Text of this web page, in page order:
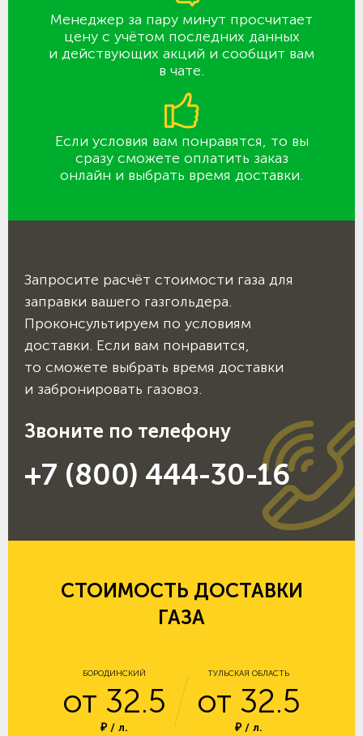
Менеджер за пару минут просчитает
цену с учётом последних данных
и действующих акций и сообщит вам
в чате.
Если условия вам понравятся, то вы
сразу сможете оплатить заказ
онлайн и выбрать время доставки.
Запросите расчёт стоимости газа для
заправки вашего газгольдера.
Проконсультируем по условиям
доставки. Если вам понравится,
то сможете выбрать время доставки
и забронировать газовоз.
Звоните по телефону
+7 (800) 444-30-16
СТОИМОСТЬ ДОСТАВКИ
ГАЗА
БОРОДИНСКИЙ
от 32.5
₽ / л.
ТУЛЬСКАЯ ОБЛАСТЬ
от 32.5
₽ / л.